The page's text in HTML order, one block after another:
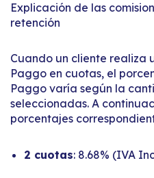
Explicación de las
retención
Cuando un cliente realiza
Paggo en cuotas, el
Paggo varía según la
seleccionadas. A
porcentajes
2 cuotas: 8.68% (IVA